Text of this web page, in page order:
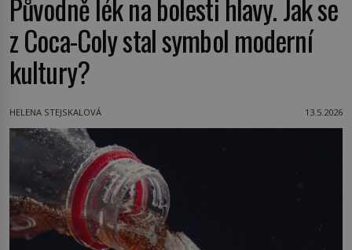
Původně lék na bolesti hlavy. Jak se
z Coca-Coly stal symbol moderní
kultury?
HELENA STEJSKALOVÁ 13.5.2026